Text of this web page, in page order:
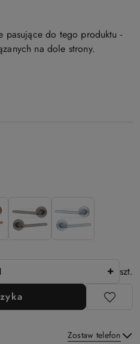
pasujące do tego produktu -
na dole strony.
szt.
Zostaw telefon